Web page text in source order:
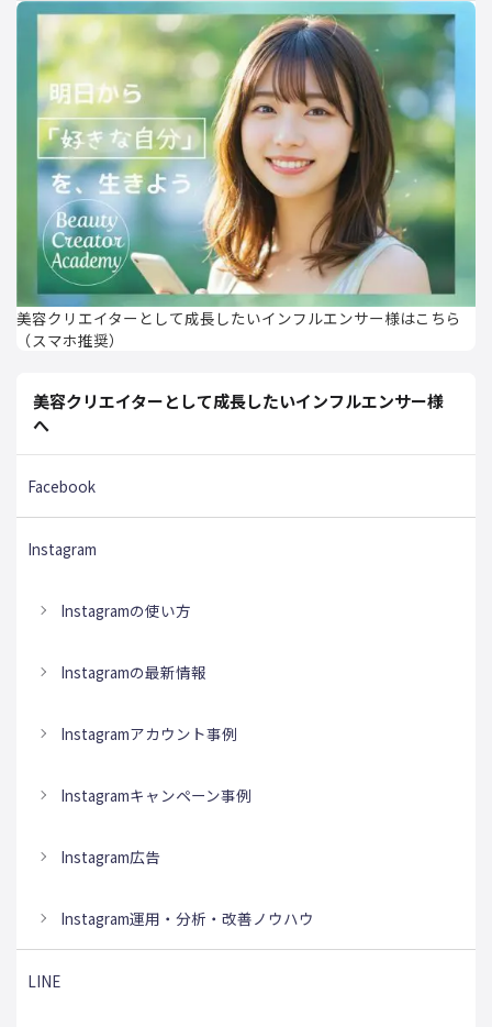
美容クリエイターとして成長したいインフルエンサー様はこちら
（スマホ推奨）
美容クリエイターとして成長したいインフルエンサー様
へ
Facebook
Instagram
Instagramの使い方
Instagramの最新情報
Instagramアカウント事例
Instagramキャンペーン事例
Instagram広告
Instagram運用・分析・改善ノウハウ
LINE